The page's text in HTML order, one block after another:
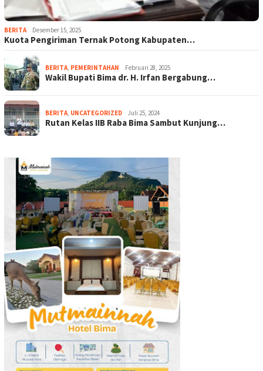
BERITA Desember 15, 2025
Kuota Pengiriman Ternak Potong Kabupaten…
BERITA PEMERINTAHAN Februari 28, 2025
Wakil Bupati Bima dr. H. Irfan Bergabung…
BERITA UNCATEGORIZED Juli 25, 2024
Rutan Kelas IIB Raba Bima Sambut Kunjung…